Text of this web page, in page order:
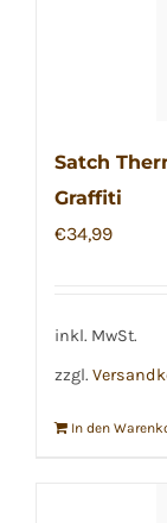
Satch
Graffiti
€34,99
inkl. MwSt.
zzgl.
In den